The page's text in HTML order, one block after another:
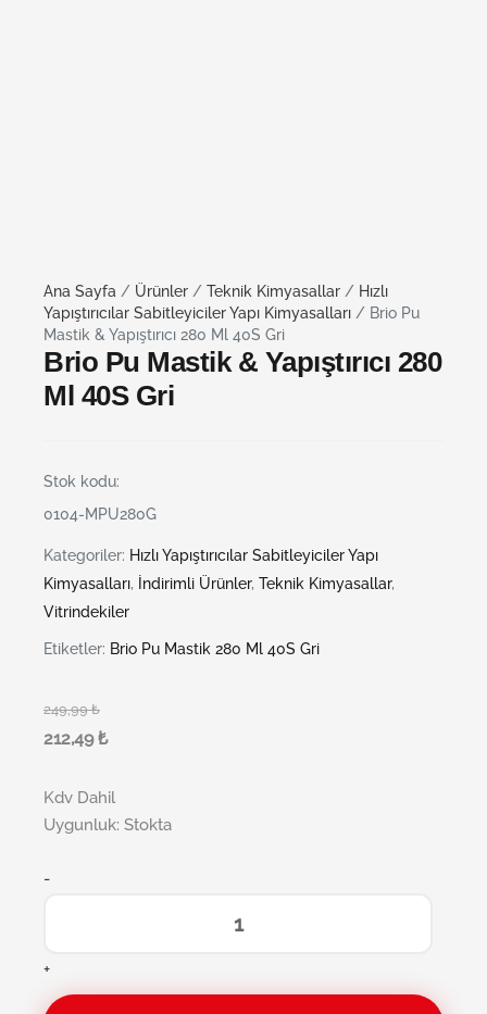
Ana Sayfa / Ürünler / Teknik Kimyasallar / Hızlı
Yapıştırıcılar Sabitleyiciler Yapı Kimyasalları / Brio Pu
Mastik & Yapıştırıcı 280 Ml 40S Gri
Brio Pu Mastik & Yapıştırıcı 280
Ml 40S Gri
Stok kodu:
0104-MPU280G
Kategoriler: Hızlı Yapıştırıcılar Sabitleyiciler Yapı
Kimyasalları, İndirimli Ürünler, Teknik Kimyasallar,
Vitrindekiler
Etiketler: Brio Pu Mastik 280 Ml 40S Gri
249,99₺
212,49₺
Kdv Dahil
Uygunluk: Stokta
-
+